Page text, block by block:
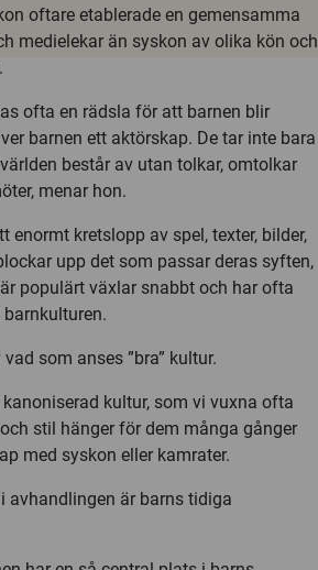
oftare etablerade en gemensamma
medielekar än syskon av olika kön och
ofta en rädsla för att barnen blir
barnen ett aktörskap. De tar inte bara
består av utan tolkar, omtolkar
menar hon.
enormt kretslopp av spel, texter, bilder,
upp det som passar deras syften,
populärt växlar snabbt och har ofta
som anses ”bra” kultur.
kultur, som vi vuxna ofta
stil hänger för dem många gånger
med syskon eller kamrater.
avhandlingen är barns tidiga